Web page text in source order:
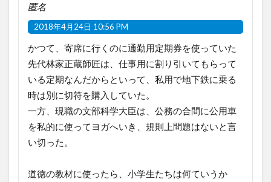
匿名
2018年4月24日 10:56 PM
かつて、寄席に行くのに通勤用定期券を使っていた
先代林家正蔵師匠は、仕事用に割り引いてもらって
いる定期なんだからといって、私用で地下鉄に乗る
時は別に切符を購入していた。
一方、現職の文部科学大臣は、公務の合間に公用車
を私的に使ってヨガへいき、規則上問題はないと言
い切った。
道徳の教材に使ったら、小学生たちは何ていうか